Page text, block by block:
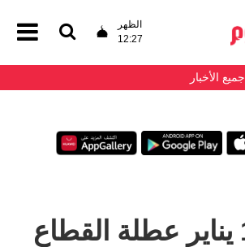
الظهر
12:27
جميع الأخبار
الخميس 1 يناير عطلة القطاع